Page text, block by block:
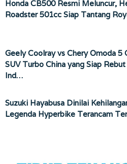
Honda CB500 Resmi Meluncur,
Roadster 501cc Siap Tantang
Geely Coolray vs Chery Omoda 5
SUV Turbo China yang Siap Rebut
Ind…
Suzuki Hayabusa Dinilai
Legenda Hyperbike Terancam